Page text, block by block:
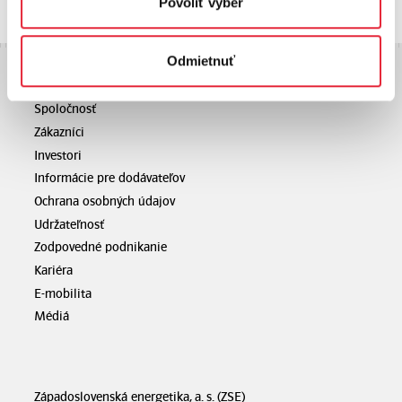
Odmietnuť
Spoločnosť
Zákazníci
Investori
Informácie pre dodávateľov
Ochrana osobných údajov
Udržateľnosť
Zodpovedné podnikanie
Kariéra
E-mobilita
Médiá
Západoslovenská energetika, a. s. (ZSE)